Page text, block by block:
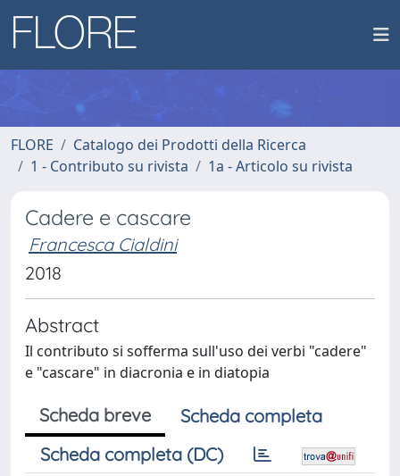
FLORE
Catalogo dei Prodotti della Ricerca
1 - Contributo su rivista
1a - Articolo su rivista
Cadere e cascare
Francesca Cialdini
2018
Abstract
Il contributo si sofferma sull'uso dei verbi "cadere"
e "cascare" in diacronia e in diatopia
Scheda breve
Scheda completa
Scheda completa (DC)